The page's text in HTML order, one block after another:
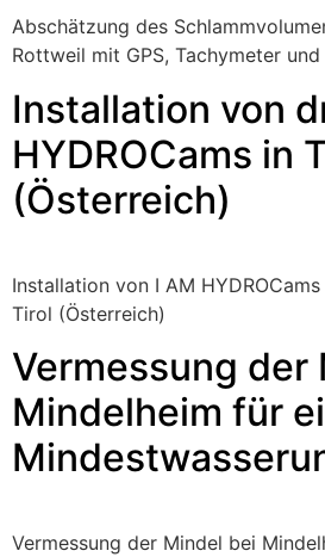
Abschätzung des
Rottweil mit GPS, Tachymeter und
Installation von
HYDROCams in
(Österreich)
Installation von I AM
Tirol (Österreich)
Vermessung der
Mindelheim für
Vermessung der Mindel bei